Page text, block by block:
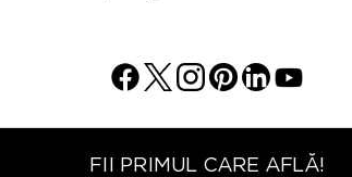
FII PRIMUL CARE AFLĂ!